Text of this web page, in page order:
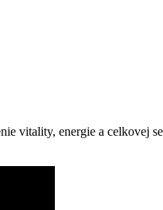
vitality, energie a celkovej